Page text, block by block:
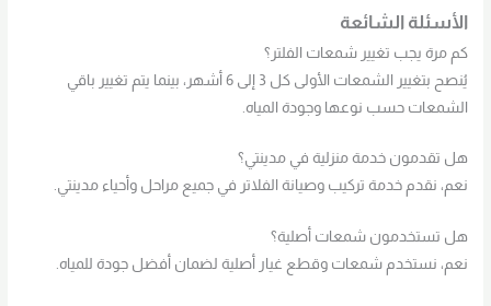
الأسئلة الشائعة
كم مرة يجب تغيير شمعات الفلتر؟
يُنصح بتغيير الشمعات الأولى كل 3 إلى 6 أشهر، بينما يتم تغيير باقي
الشمعات حسب نوعها وجودة المياه.
هل تقدمون خدمة منزلية في مدينتي؟
نعم، نقدم خدمة تركيب وصيانة الفلاتر في جميع مراحل وأحياء مدينتي.
هل تستخدمون شمعات أصلية؟
نعم، نستخدم شمعات وقطع غيار أصلية لضمان أفضل جودة للمياه.